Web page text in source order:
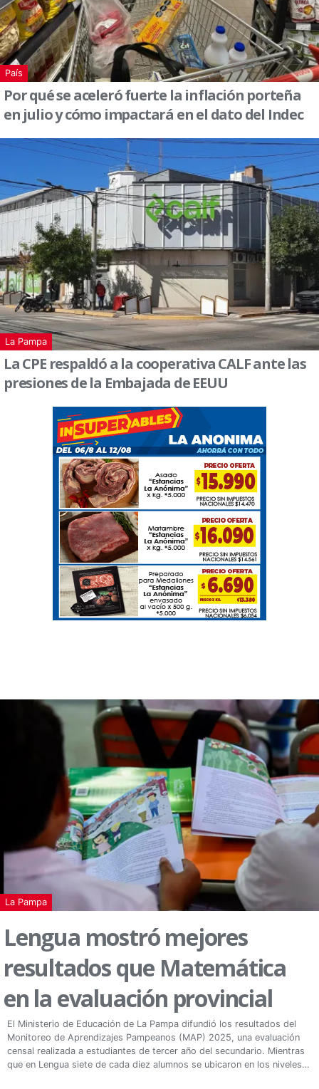
País
Por qué se aceleró fuerte la inflación porteña
en julio y cómo impactará en el dato del Indec
La Pampa
La CPE respaldó a la cooperativa CALF ante las
presiones de la Embajada de EEUU
La Pampa
Lengua mostró mejores
resultados que Matemática
en la evaluación provincial
El Ministerio de Educación de La Pampa difundió los resultados del
Monitoreo de Aprendizajes Pampeanos (MAP) 2025, una evaluación
censal realizada a estudiantes de tercer año del secundario. Mientras
que en Lengua siete de cada diez alumnos se ubicaron en los niveles